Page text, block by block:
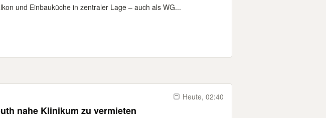
und Einbauküche in zentraler Lage – auch als WG...
Heute, 02:40
nahe Klinikum zu vermieten